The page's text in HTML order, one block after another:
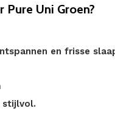
Pure Uni Groen?
en frisse
stijlvol.